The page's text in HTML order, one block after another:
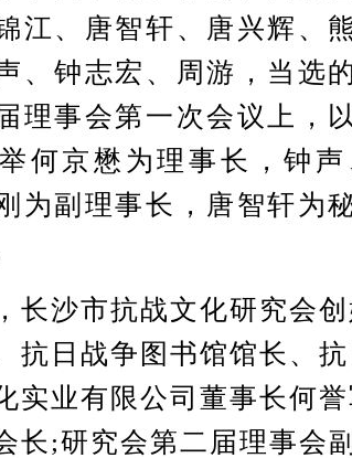
江、唐智轩、唐兴辉、
、钟志宏、周游，当选
理事会第一次会议上，
何京懋为理事长，钟
为副理事长，唐智轩为
沙市抗战文化研究会创
抗日战争图书馆馆长、
实业有限公司董事长何
长;研究会第二届理事会